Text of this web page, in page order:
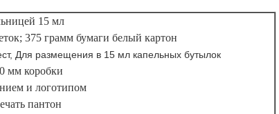
15 мл
375 грамм бумаги белый картон
Для размещения в 15 мл капельных бутылок
мм коробки
и логотипом
пантон